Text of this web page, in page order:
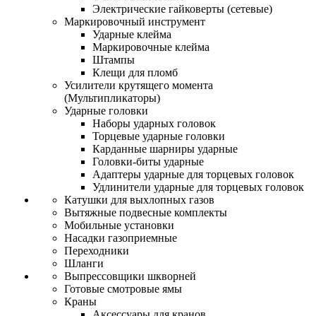
Электрические гайковерты (сетевые)
Маркировочный инструмент
Ударные клейма
Маркировочные клейма
Штампы
Клещи для пломб
Усилители крутящего момента
(Мультипликаторы)
Ударные головки
Наборы ударных головок
Торцевые ударные головки
Карданные шарниры ударные
Головки-биты ударные
Адаптеры ударные для торцевых головок
Удлинители ударные для торцевых головок
Катушки для выхлопных газов
Вытяжные подвесные комплекты
Мобильные установки
Насадки газоприемные
Переходники
Шланги
Выпрессовщики шкворней
Готовые смотровые ямы
Краны